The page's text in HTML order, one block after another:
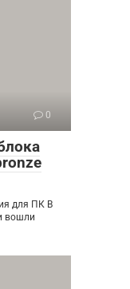
0
для ПК В
вошли